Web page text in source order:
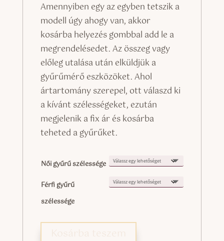
-
Amennyiben egy az egyben tetszik a
modell úgy ahogy van, akkor
kosárba helyezés gombbal add le a
megrendelésedet. Az összeg vagy
előleg utalása után elküldjük a
gyűrűmérő eszközöket. Ahol
ártartomány szerepel, ott válaszd ki
a kívánt szélességeket, ezután
megjelenik a fix ár és kosárba
teheted a gyűrűket.
Női gyűrű szélessége
Férfi gyűrű
szélessége